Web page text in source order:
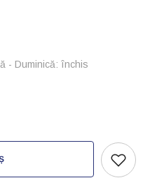
- Duminică: închis